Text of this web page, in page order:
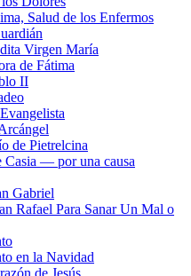
Salud de los Enfermos
Virgen María
de Fátima
II
de Pietrelcina
Casia — por una causa
Gabriel
Rafael Para Sanar Un Mal o
en la Navidad
de Jesús